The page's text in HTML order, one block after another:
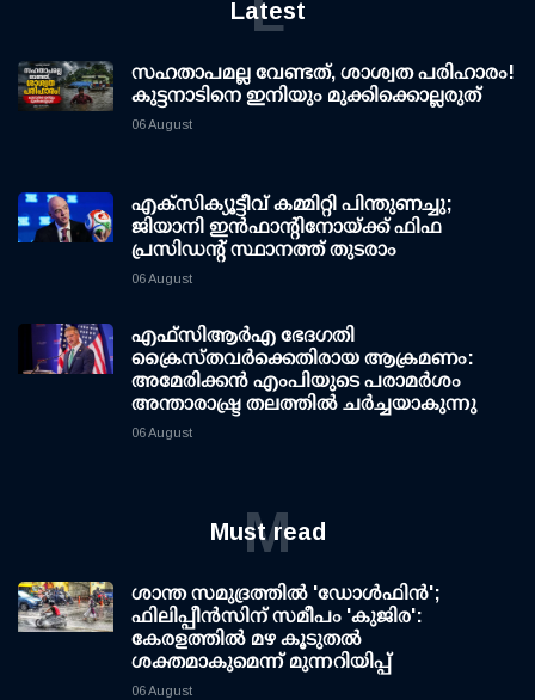
Latest
സഹതാപമല്ല വേണ്ടത്, ശാശ്വത പരിഹാരം!
കുട്ടനാടിനെ ഇനിയും മുക്കിക്കൊല്ലരുത്
06 August
എക്സിക്യൂട്ടീവ് കമ്മിറ്റി പിന്തുണച്ചു;
ജിയാനി ഇന്‍ഫാന്റിനോയ്ക്ക് ഫിഫ
പ്രസിഡന്റ് സ്ഥാനത്ത് തുടരാം
06 August
എഫ്‌സി‌ആര്‍‌എ ഭേദഗതി
ക്രൈസ്തവർക്കെതിരായ ആക്രമണം:
അമേരിക്കൻ എംപിയുടെ പരാമർശം
അന്താരാഷ്ട്ര തലത്തിൽ ചർച്ചയാകുന്നു
06 August
Must read
M
ശാന്ത സമുദ്രത്തില്‍ 'ഡോള്‍ഫിന്‍';
ഫിലിപ്പീന്‍സിന് സമീപം 'കുജിര':
കേരളത്തില്‍ മഴ കൂടുതല്‍
ശക്തമാകുമെന്ന് മുന്നറിയിപ്പ്
06 August